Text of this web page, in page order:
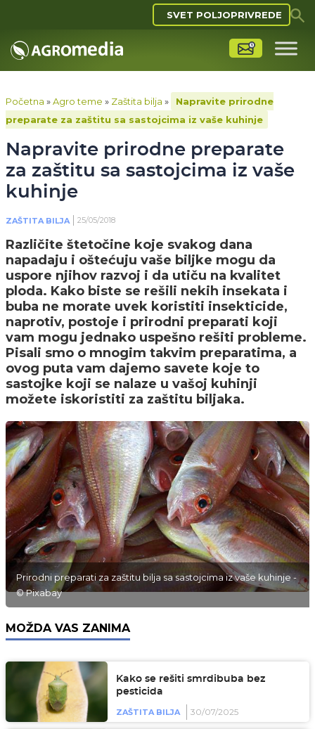
SVET POLJOPRIVREDE
Početna »Agro teme » Zaštita bilja »
Napravite prirodne
preparate za zaštitu sa sastojcima iz vaše kuhinje
Napravite prirodne preparate
za zaštitu sa sastojcima iz vaše
kuhinje
ZAŠTITA BILJA 25/05/2018
Različite štetočine koje svakog dana
napadaju i oštećuju vaše biljke mogu da
uspore njihov razvoj i da utiču na kvalitet
ploda. Kako biste se rešili nekih insekata i
buba ne morate uvek koristiti insekticide,
naprotiv, postoje i prirodni preparati koji
vam mogu jednako uspešno rešiti probleme.
Pisali smo o mnogim takvim preparatima, a
ovog puta vam dajemo savete koje to
sastojke koji se nalaze u vašoj kuhinji
možete iskoristiti za zaštitu biljaka.
Prirodni preparati za zaštitu bilja sa sastojcima iz vaše kuhinje -
© Pixabay
MOŽDA VAS ZANIMA
Kako se rešiti smrdibuba bez
pesticida
ZAŠTITA BILJA 30/07/2025